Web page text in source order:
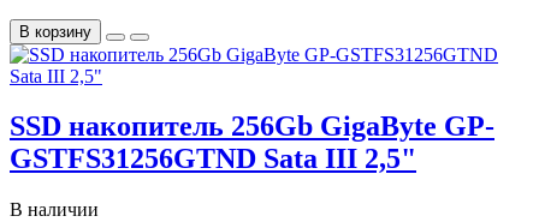
В корзину
SSD накопитель 256Gb GigaByte GP-
GSTFS31256GTND Sata III 2,5"
В наличии